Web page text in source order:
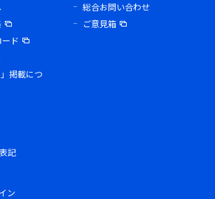
ド
掲載につ
総合お問い合わせ
ご意見箱
記
ン